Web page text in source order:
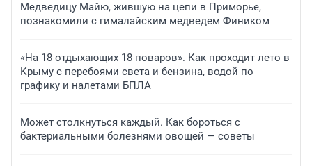
Медведицу Майю, жившую на цепи в Приморье,
познакомили с гималайским медведем Фиником
«На 18 отдыхающих 18 поваров». Как проходит лето в
Крыму с перебоями света и бензина, водой по
графику и налетами БПЛА
Может столкнуться каждый. Как бороться с
бактериальными болезнями овощей — советы